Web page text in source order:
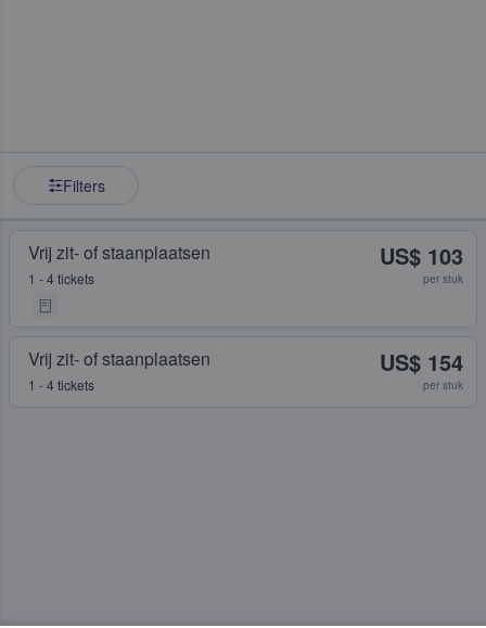
Filters
Vrij zit- of staanplaatsen
1 - 4 tickets
US$ 103
per stuk
Vrij zit- of staanplaatsen
1 - 4 tickets
US$ 154
per stuk